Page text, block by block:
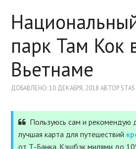
ТУРЫ
АВИАБИЛЕТЫ
ОТЕЛИ
СТРАХОВКА
УСЛУГИ
парк Там Кок
Вьетнаме
ДОБАВЛЕНО: 10 ДЕКАБРЯ, 2018 АВТОР STAS
Пользуюсь сам и рекомендую
лучшая карта для путешествий
от Т-Банка. Кэшбэк милями до